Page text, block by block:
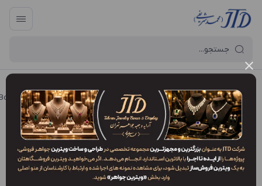
آرایه و جعبه جواهر تهران / فروشگاه محصولات / جعبه / جعبه سرویس (Jewelry Suite Box)
جعبه سرویس مقوایی (هاردباکس)
فیلتر محصولات ترتیب نمایش: جدیدترین